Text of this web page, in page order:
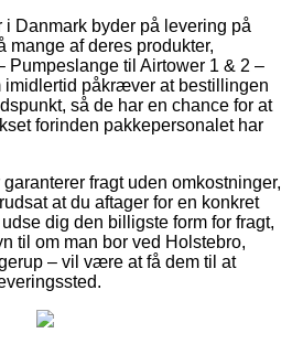
Danmark byder på levering på
mange af deres produkter,
Pumpeslange til Airtower 1 & 2 –
imidlertid påkræver at bestillingen
så de har en chance for at
forinden pakkepersonalet har
fragt uden omkostninger,
at du aftager for en konkret
dig den billigste form for fragt,
til om man bor ved Holstebro,
– vil være at få dem til at